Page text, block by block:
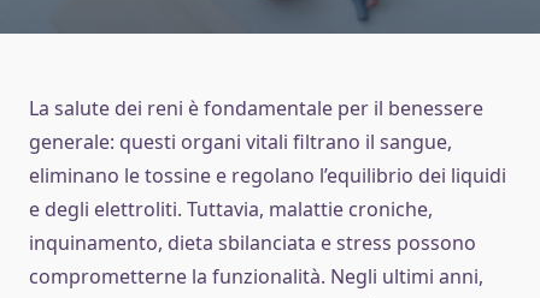
La salute dei reni è fondamentale per il benessere
generale: questi organi vitali filtrano il sangue,
eliminano le tossine e regolano l’equilibrio dei liquidi
e degli elettroliti. Tuttavia, malattie croniche,
inquinamento, dieta sbilanciata e stress possono
comprometterne la funzionalità. Negli ultimi anni,